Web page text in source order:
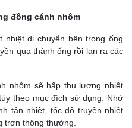
đồng cánh nhôm
nhiệt di chuyển bên trong ống
qua thành ống rồi lan ra các
nhôm sẽ hấp thụ lượng nhiệt
theo mục đích sử dụng. Nhờ
tản nhiệt, tốc độ truyền nhiệt
trơn thông thường.